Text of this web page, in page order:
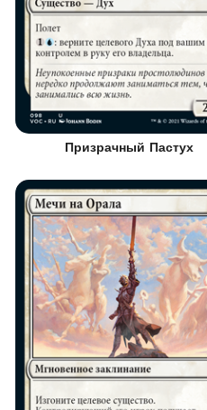
Призрачный Пастух